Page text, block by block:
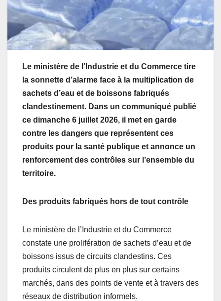
Le ministère de l’Industrie et du Commerce tire
la sonnette d’alarme face à la multiplication de
sachets d’eau et de boissons fabriqués
clandestinement. Dans un communiqué publié
ce dimanche 6 juillet 2026, il met en garde
contre les dangers que représentent ces
produits pour la santé publique et annonce un
renforcement des contrôles sur l’ensemble du
territoire.
Des produits fabriqués hors de tout contrôle
Le ministère de l’Industrie et du Commerce
constate une prolifération de sachets d’eau et de
boissons issus de circuits clandestins. Ces
produits circulent de plus en plus sur certains
marchés, dans des points de vente et à travers des
réseaux de distribution informels.